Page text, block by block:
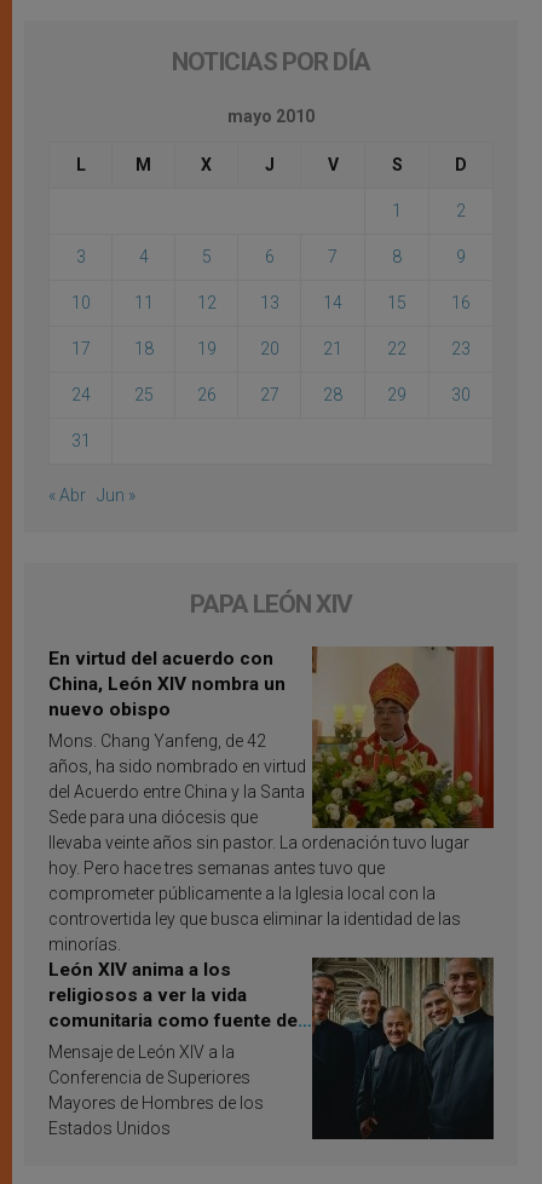
NOTICIAS POR DÍA
mayo 2010
L M X J V S D
1 2
3 4 5 6 7 8 9
10 11 12 13 14 15 16
17 18 19 20 21 22 23
24 25 26 27 28 29 30
31
« Abr Jun »
PAPA LEÓN XIV
En virtud del acuerdo con
China, León XIV nombra un
nuevo obispo
Mons. Chang Yanfeng, de 42
años, ha sido nombrado en virtud
del Acuerdo entre China y la Santa
Sede para una diócesis que
llevaba veinte años sin pastor. La ordenación tuvo lugar
hoy. Pero hace tres semanas antes tuvo que
comprometer públicamente a la Iglesia local con la
controvertida ley que busca eliminar la identidad de las
minorías.
León XIV anima a los
religiosos a ver la vida
comunitaria como fuente de
inspiración y santificación
Mensaje de León XIV a la
Conferencia de Superiores
Mayores de Hombres de los
Estados Unidos